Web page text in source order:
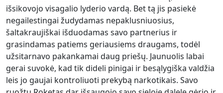
išsikovojo visagalio lyderio vardą. Bet tą jis pasiekė
negailestingai žudydamas nepaklusniuosius,
šaltakraujiškai išduodamas savo partnerius ir
grasindamas patiems geriausiems draugams, todėl
užsitarnavo pakankamai daug priešų. Jaunuolis labai
gerai suvokė, kad tik dideli pinigai ir besąlygiška valdžia
leis jo gaujai kontroliuoti prekybą narkotikais. Savo